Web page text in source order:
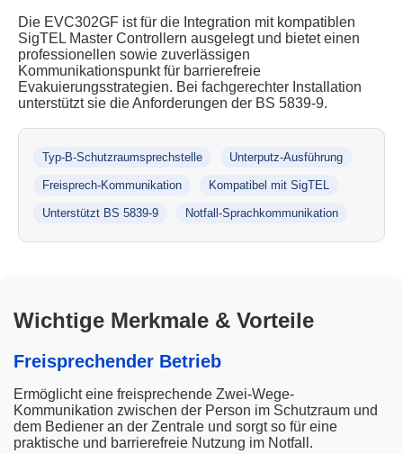
Die EVC302GF ist für die Integration mit kompatiblen
SigTEL Master Controllern ausgelegt und bietet einen
professionellen sowie zuverlässigen
Kommunikationspunkt für barrierefreie
Evakuierungsstrategien. Bei fachgerechter Installation
unterstützt sie die Anforderungen der BS 5839-9.
Typ-B-Schutzraumsprechstelle Unterputz-Ausführung
Freisprech-Kommunikation Kompatibel mit SigTEL
Unterstützt BS 5839-9 Notfall-Sprachkommunikation
Wichtige Merkmale & Vorteile
Freisprechender Betrieb
Ermöglicht eine freisprechende Zwei-Wege-
Kommunikation zwischen der Person im Schutzraum und
dem Bediener an der Zentrale und sorgt so für eine
praktische und barrierefreie Nutzung im Notfall.